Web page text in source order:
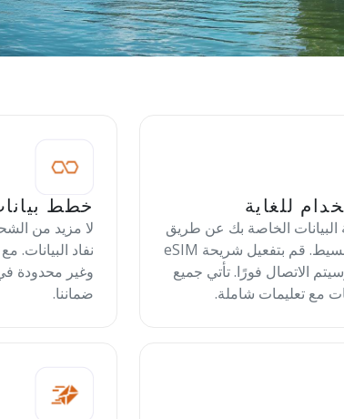
للغاية
الخاصة بك عن طريق
مسح رمز QR بسيط. قم بتفعيل شريحة eSIM
الاتصال فورًا. تأتي جميع
مع تعليمات شاملة.
خطط
لا مزيد من
نفاد البيانات.
وغير محدودة
ضماننا.